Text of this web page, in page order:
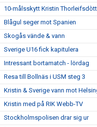
10-målsskytt Kristin
Blågul seger mot Spanien
Skogås vände & vann
Sverige U16 fick kapitulera
Intressant bortamatch - lördag
Resa till Bollnäs i USM steg 3
Kristin & Sverige vann mot
Kristin med på RIK Webb-TV
Stockholmspolisen drar sig ur